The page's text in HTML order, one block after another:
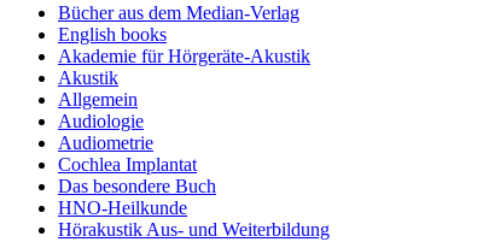
Bücher aus dem Median-Verlag
English books
Akademie für Hörgeräte-Akustik
Akustik
Allgemein
Audiologie
Audiometrie
Cochlea Implantat
Das besondere Buch
HNO-Heilkunde
Hörakustik Aus- und Weiterbildung